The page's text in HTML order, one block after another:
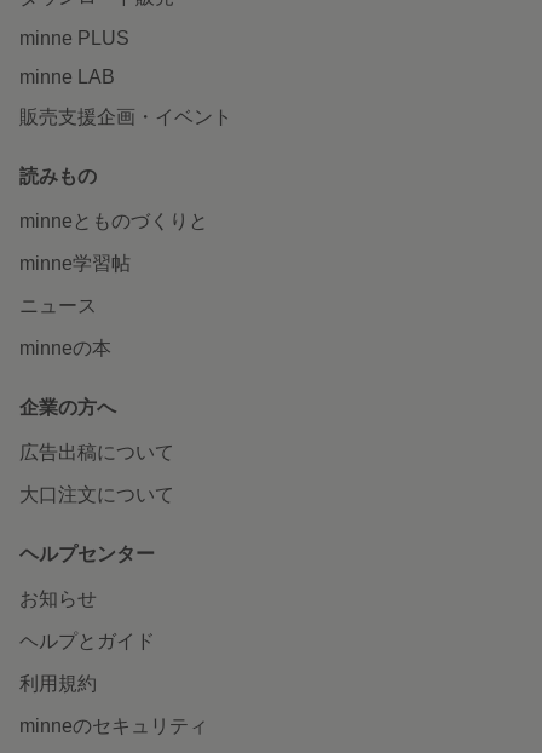
minne PLUS
minne LAB
販売支援企画・イベント
読みもの
minneとものづくりと
minne学習帖
ニュース
minneの本
企業の方へ
広告出稿について
大口注文について
ヘルプセンター
お知らせ
ヘルプとガイド
利用規約
minneのセキュリティ